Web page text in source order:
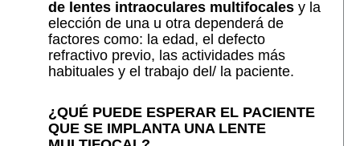
de lentes intraoculares multifocalesy la
elección de una u otra dependerá de
factores como: la edad, el defecto
refractivo previo, las actividades más
habituales y el trabajo del/ la paciente.
¿QUÉ PUEDE ESPERAR EL PACIENTE
QUE SE IMPLANTA UNA LENTE